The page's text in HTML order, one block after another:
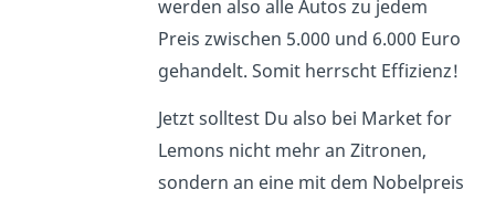
werden also alle Autos zu jedem
Preis zwischen 5.000 und 6.000 Euro
gehandelt. Somit herrscht Effizienz!
Jetzt solltest Du also bei Market for
Lemons nicht mehr an Zitronen,
sondern an eine mit dem Nobelpreis